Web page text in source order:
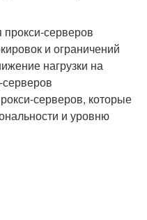
серверов
и ограничений
нагрузки на
серверов, которые
и уровню